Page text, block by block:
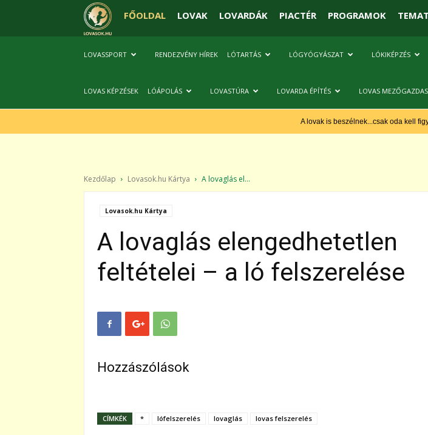
FŐOLDAL LOVAK LOVARDÁK PIACTÉR PROGRAMOK
LOVASSPORT RENDEZVÉNY HÍREK LÓTARTÁS LÓGYÓGYÁSZAT LÓKIKÉPZÉS
LOVAS KÉPZÉSEK LÓÁPOLÁS LOVASTÚRA LOVARDA ÉPÍTÉS LOVAS
A lovak is beszélnek...csak oda kell
Kezdőlap Lovasok.hu Kártya A lovaglás el...
Lovasok.hu Kártya
A lovaglás elengedhetetlen
feltételei – a ló felszerelése
Hozzászólások
CÍMKÉK * lófelszerelés lovaglás lovas felszerelés